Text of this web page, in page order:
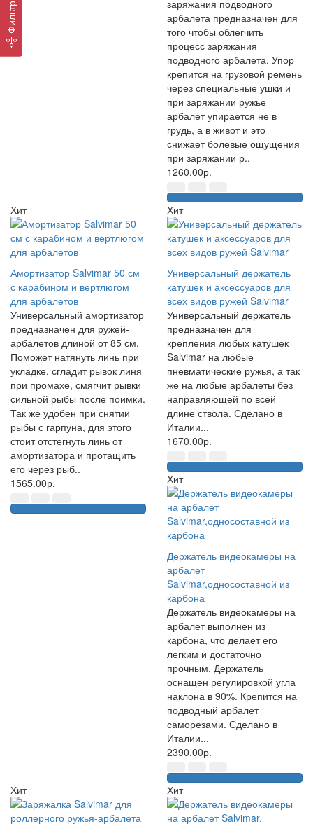
Фильтр
заряжания подводного
арбалета предназначен для
того чтобы облегчить
процесс заряжания
подводного арбалета. Упор
крепится на грузовой ремень
через специальные ушки и
при заряжании ружье
арбалет упирается не в
грудь, а в живот и это
снижает болевые ощущения
при заряжании р..
1260.00р.
Хит
Амортизатор Salvimar 50 см
с карабином и вертлюгом
для арбалетов
Универсальный амортизатор
предназначен для ружей-
арбалетов длиной от 85 см.
Поможет натянуть линь при
укладке, сгладит рывок линя
при промахе, смягчит рывки
сильной рыбы после поимки.
Так же удобен при снятии
рыбы с гарпуна, для этого
стоит отстегнуть линь от
амортизатора и протащить
его через рыб..
1565.00р.
Хит
Универсальный держатель
катушек и аксессуаров для
всех видов ружей Salvimar
Универсальный держатель
предназначен для
крепления любых катушек
Salvimar на любые
пневматические ружья, а так
же на любые арбалеты без
направляющей по всей
длине ствола. Сделано в
Италии...
1670.00р.
Хит
Держатель видеокамеры на
арбалет
Salvimar,односоставной из
карбона
Держатель видеокамеры на
арбалет выполнен из
карбона, что делает его
легким и достаточно
прочным. Держатель
оснащен регулировкой угла
наклона в 90%. Крепится на
подводный арбалет
саморезами. Сделано в
Италии...
2390.00р.
Хит Хит